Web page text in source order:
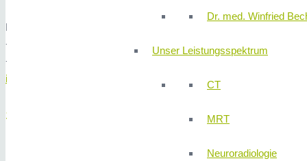
Dr. med. Winfried
Unser Leistungsspektrum
CT
MRT
Neuroradiologie
Neumeyerstraße 48 - 8. Etage, 90411 Nürnberg
+49 (0) 911 580 68 - 4100
+49 (0) 911 580 68 - 4150
info@310klinik.com
SPRECHZEITEN